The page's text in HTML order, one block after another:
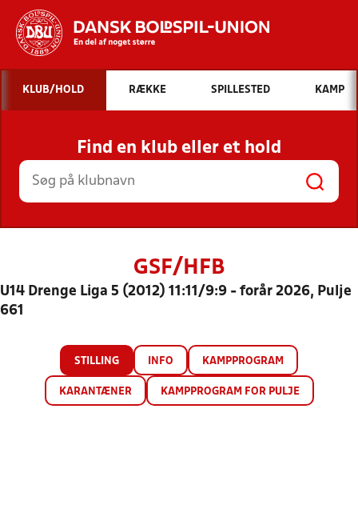
Hvad vil du søge efter?
INDHOLD OG NYHEDER
STILLINGER, RESULTATER, KLUBBER OG
HOLD
KLUB/HOLD RÆKKE SPILLESTED KAMP
Find en klub eller et hold
GSF/HFB
U14 Drenge Liga 5 (2012) 11:11/9:9 - forår 2026, Pulje
661
STILLING INFO KAMPPROGRAM
KARANTÆNER KAMPPROGRAM FOR PULJE